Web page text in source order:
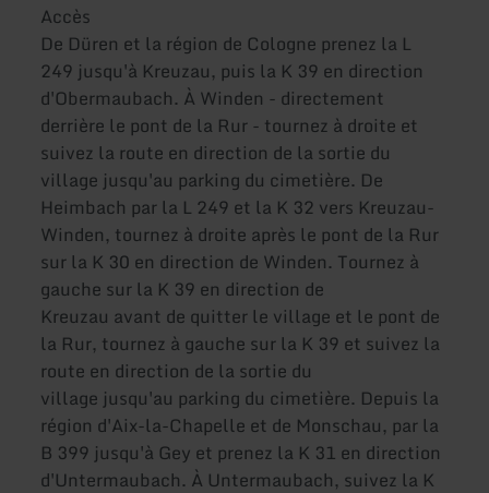
Accès
De Düren et la région de Cologne prenez la L
249 jusqu'à Kreuzau, puis la K 39 en direction
d'Obermaubach. À Winden - directement
derrière le pont de la Rur - tournez à droite et
suivez la route en direction de la sortie du
village jusqu'au parking du cimetière. De
Heimbach par la L 249 et la K 32 vers Kreuzau-
Winden, tournez à droite après le pont de la Rur
sur la K 30 en direction de Winden. Tournez à
gauche sur la K 39 en direction de
Kreuzau avant de quitter le village et le pont de
la Rur, tournez à gauche sur la K 39 et suivez la
route en direction de la sortie du
village jusqu'au parking du cimetière. Depuis la
région d'Aix-la-Chapelle et de Monschau, par la
B 399 jusqu'à Gey et prenez la K 31 en direction
d'Untermaubach. À Untermaubach, suivez la K